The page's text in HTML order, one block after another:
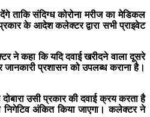
ताकि संदिग्ध कोरोना मरीज का मेडिकल
के आदेश कलेक्टर द्वारा सभी प्राइवेट
ने कहा कि यदि दवाई खरीदने वाला दूसरे
प्रशासन को उपलब्ध कराना है।
उसी प्रकार की दवाई क्रय करता है
निगेटिव अंकित किया जाएगा। कलेक्टर ने